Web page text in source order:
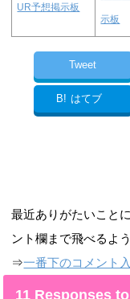
UR予想掲示板
示板
Tweet
B! はてブ
最近ありがたいこと
ント欄まで飛べるよ
⇒一番下のコメント
11 Responses to